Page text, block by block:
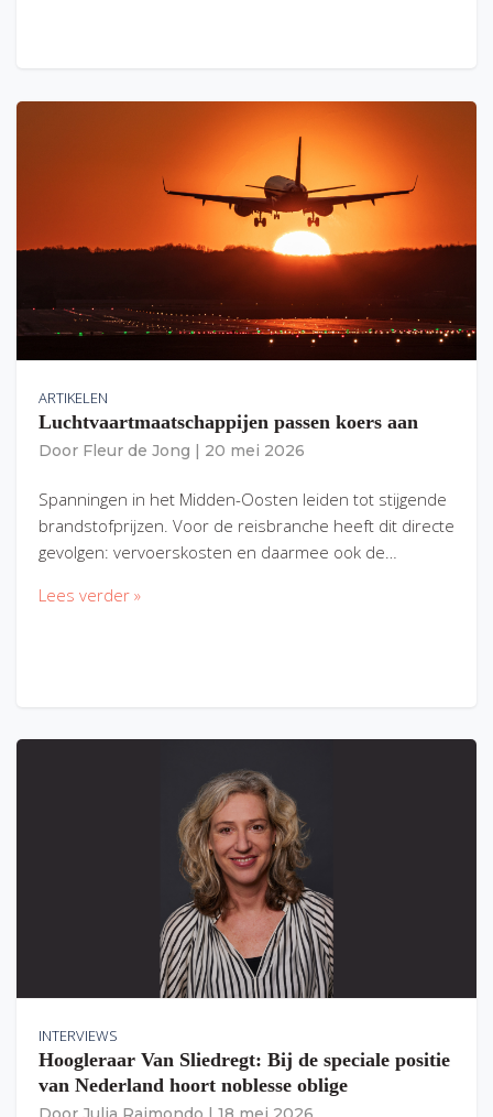
ARTIKELEN
Luchtvaartmaatschappijen passen koers aan
Door Fleur de Jong 20 mei 2026
Spanningen in het Midden-Oosten leiden tot stijgende
brandstofprijzen. Voor de reisbranche heeft dit directe
gevolgen: vervoerskosten en daarmee ook de…
Lees verder »
INTERVIEWS
Hoogleraar Van Sliedregt: Bij de speciale positie
van Nederland hoort noblesse oblige